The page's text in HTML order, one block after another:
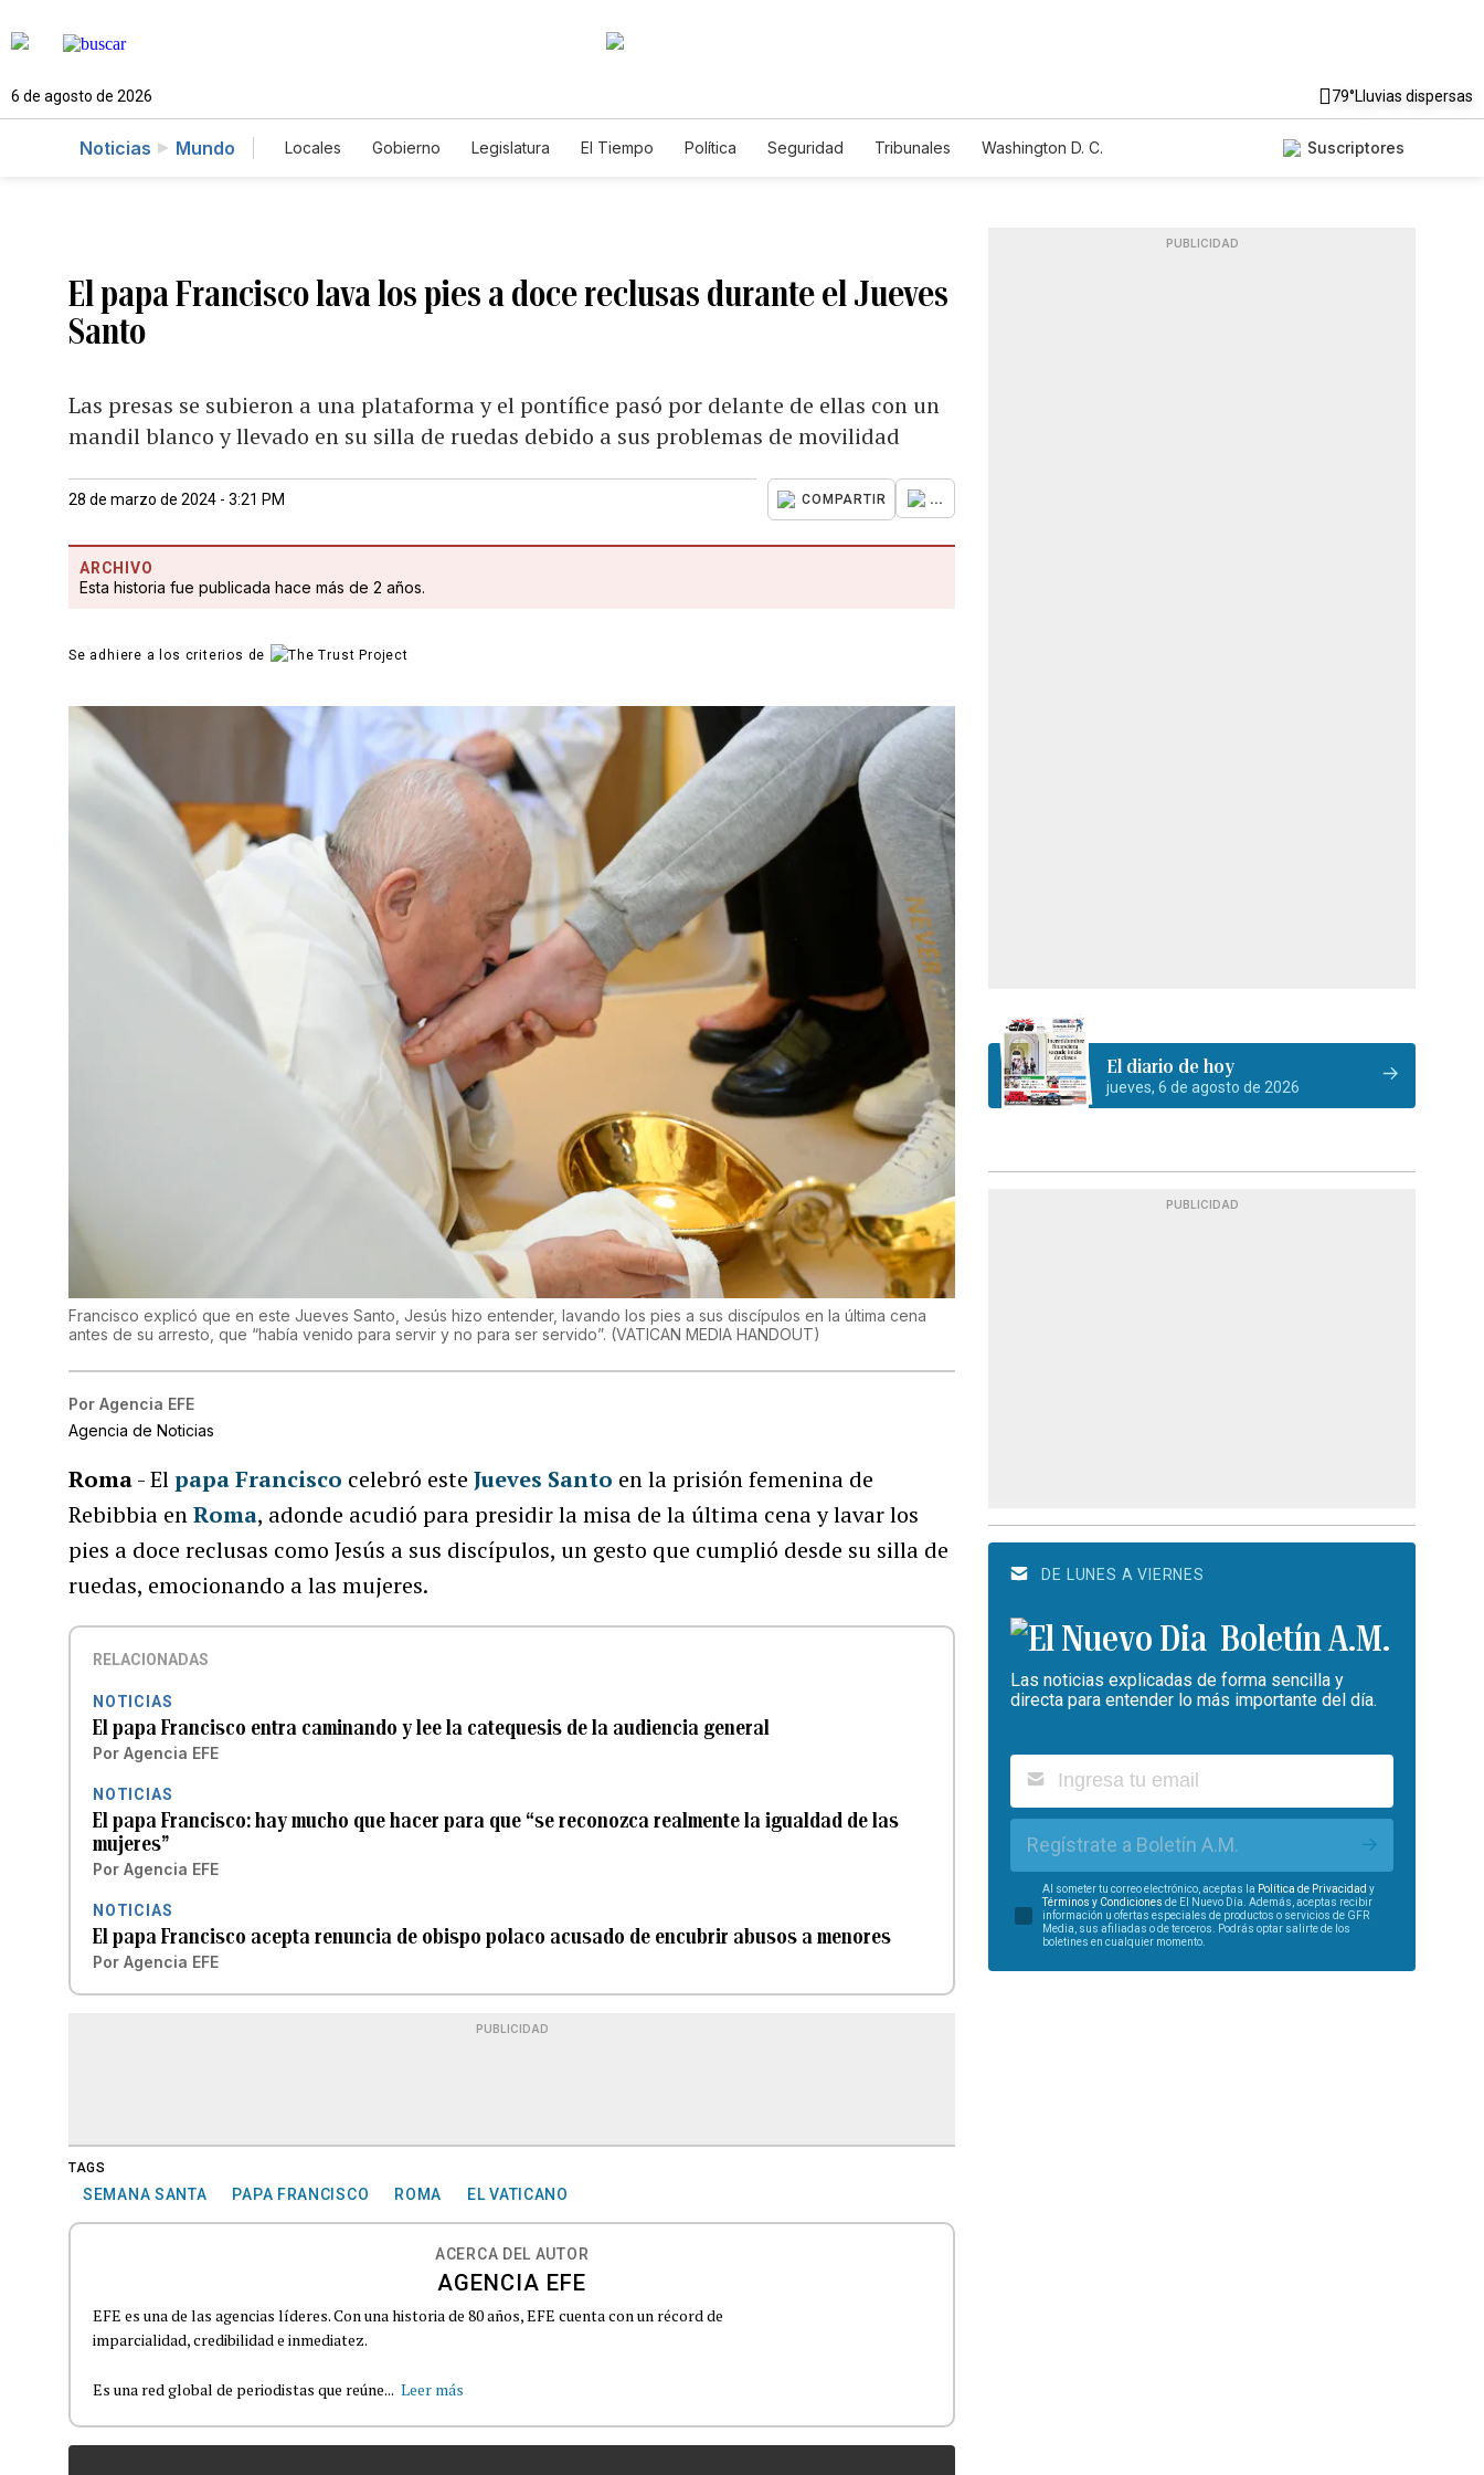
6 de agosto de 2026 79°Lluvias dispersas
Noticias Mundo Locales Gobierno Legislatura El Tiempo Política Seguridad Tribunales
Washington D. C.
Suscriptores
El papa Francisco lava los pies a doce reclusas durante el Jueves
Santo
Las presas se subieron a una plataforma y el pontífice pasó por delante de ellas con un
mandil blanco y llevado en su silla de ruedas debido a sus problemas de movilidad
28 de marzo de 2024 - 3:21 PM COMPARTIR ...
ARCHIVO
Esta historia fue publicada hace más de 2 años.
Se adhiere a los criterios de
Francisco explicó que en este Jueves Santo, Jesús hizo entender, lavando los pies a sus discípulos en la última cena
antes de su arresto, que “había venido para servir y no para ser servido”. (VATICAN MEDIA HANDOUT)
Por Agencia EFE
Agencia de Noticias
Roma- Elpapa Francisco celebró esteJueves Santo en la prisión femenina de
Rebibbia enRoma, adonde acudió para presidir la misa de la última cena y lavar los
pies a doce reclusas como Jesús a sus discípulos, un gesto que cumplió desde su silla de
ruedas, emocionando a las mujeres.
RELACIONADAS
NOTICIAS
El papa Francisco entra caminando y lee la catequesis de la audiencia general
Por Agencia EFE
NOTICIAS
El papa Francisco: hay mucho que hacer para que “se reconozca realmente la igualdad de las
mujeres”
Por Agencia EFE
NOTICIAS
El papa Francisco acepta renuncia de obispo polaco acusado de encubrir abusos a menores
Por Agencia EFE
PUBLICIDAD
TAGS
SEMANA SANTA PAPA FRANCISCO ROMA EL VATICANO
ACERCA DEL AUTOR
AGENCIA EFE
EFE es una de las agencias líderes. Con una historia de 80 años, EFE cuenta con un récord de
imparcialidad, credibilidad e inmediatez.
Es una red global de periodistas que reúne... Leer más
PUBLICIDAD
El diario de hoy
jueves, 6 de agosto de 2026
PUBLICIDAD
DE LUNES A VIERNES
Boletín A.M.
Las noticias explicadas de forma sencilla y
directa para entender lo más importante del día.
Regístrate a Boletín A.M.
Al someter tu correo electrónico, aceptas la Política de Privacidad y
Términos y Condiciones de El Nuevo Día. Además, aceptas recibir
información u ofertas especiales de productos o servicios de GFR
Media, sus afiliadas o de terceros. Podrás optar salirte de los
boletines en cualquier momento.